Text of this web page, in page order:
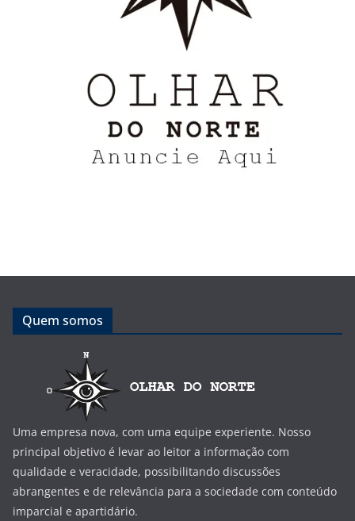
Quem somos
Uma empresa nova, com uma equipe experiente. Nosso
principal objetivo é levar ao leitor a informação com
qualidade e veracidade, possibilitando discussões
abrangentes e de relevância para a sociedade com conteúdo
imparcial e apartidário.